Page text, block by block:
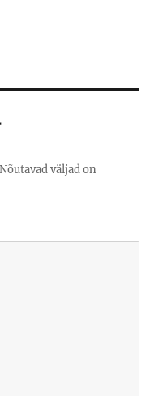
Nõutavad väljad on